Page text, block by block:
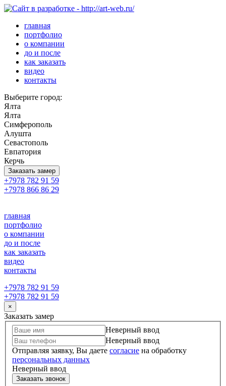
главная
портфолио
о компании
до и после
как заказать
видео
контакты
Выберите город:
Ялта
Ялта
Симферополь
Алушта
Севастополь
Евпатория
Керчь
Заказать замер
+7978 782 91 59
+7978 866 86 29
главная
портфолио
о компании
до и после
как заказать
видео
контакты
+7978 782 91 59
+7978 782 91 59
×
Заказать замер
Неверный ввод
Неверный ввод
Отправляя заявку, Вы даете согласие на обработку
персональных данных
Неверный ввод
Заказать звонок